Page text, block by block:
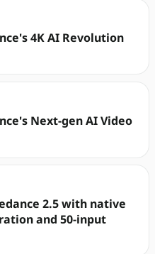
4K AI Revolution
Next-gen AI Video
2.5 with native
and 50-input